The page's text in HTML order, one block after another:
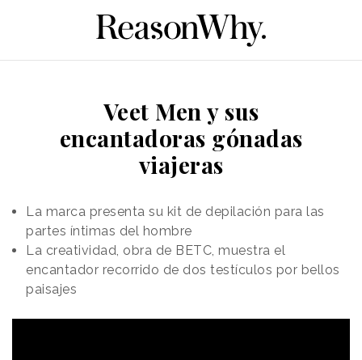
Veet Men y sus
encantadoras gónadas
viajeras
La marca presenta su kit de depilación para las
partes íntimas del hombre
La creatividad, obra de BETC, muestra el
encantador recorrido de dos testículos por bellos
paisajes